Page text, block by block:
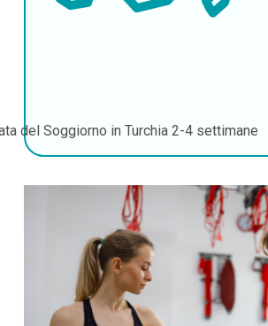
del Soggiorno in Turchia 2-4 settimane